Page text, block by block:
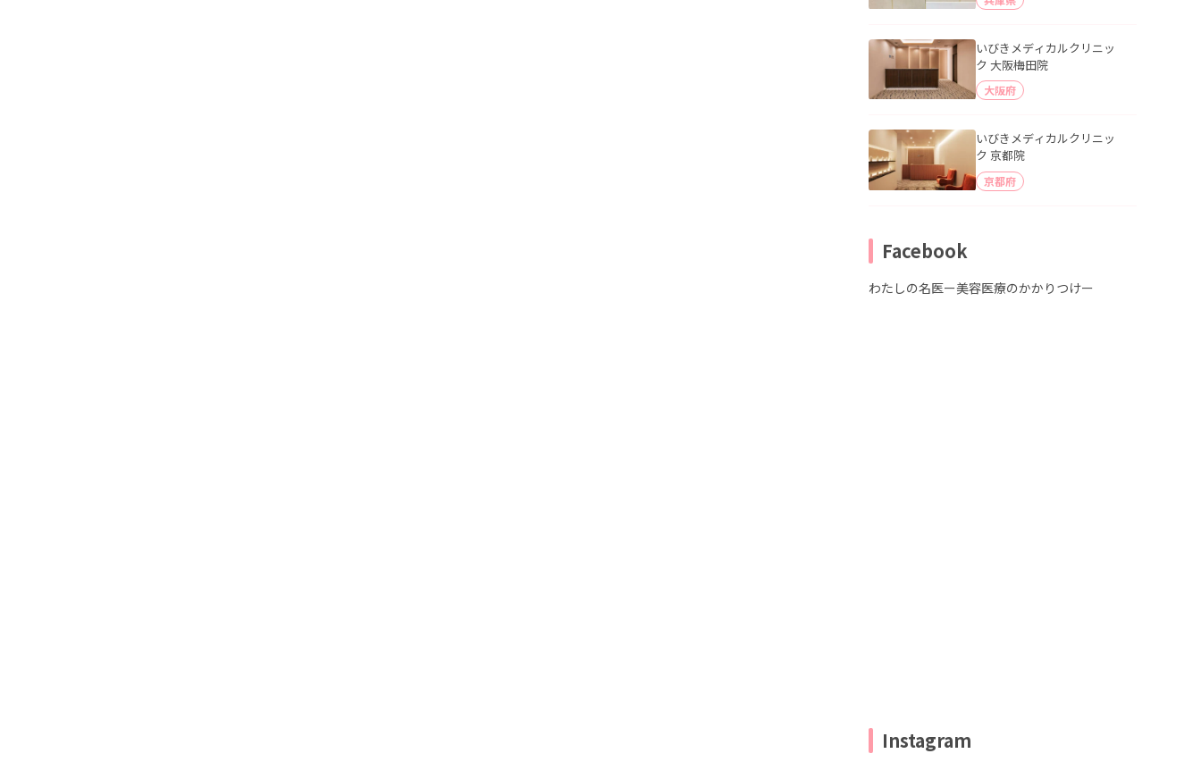
いびきメディカルクリニッ
ク 大阪梅田院
大阪府
いびきメディカルクリニッ
ク 京都院
京都府
Facebook
わたしの名医ー美容医療のかかりつけー
Instagram